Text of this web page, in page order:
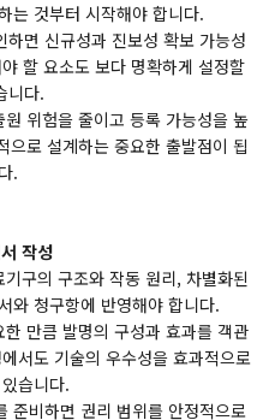
는 것부터 시작해야 합니다.
면 신규성과 진보성 확보 가능성
할 요소도 보다 명확하게 설정할
니다.
위험을 줄이고 등록 가능성을 높
으로 설계하는 중요한 출발점이 됩
.
작성
구의 구조와 작동 원리, 차별화된
와 청구항에 반영해야 합니다.
만큼 발명의 구성과 효과를 객관
서도 기술의 우수성을 효과적으로
습니다.
준비하면 권리 범위를 안정적으로